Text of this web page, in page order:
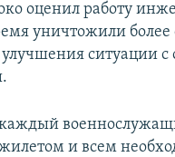
оценил работу
уничтожили
ситуации
и всем